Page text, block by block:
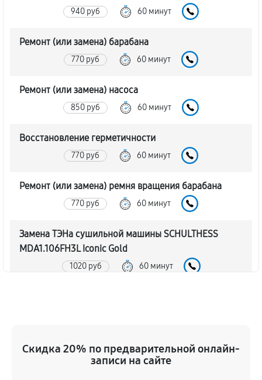
940 руб 60 минут
Ремонт (или замена) барабана
770 руб 60 минут
Ремонт (или замена) насоса
850 руб 60 минут
Восстановление герметичности
770 руб 60 минут
Ремонт (или замена) ремня вращения барабана
770 руб 60 минут
Замена ТЭНа сушильной машины SCHULTHESS
MDA1.106FH3L Iconic Gold
1020 руб 60 минут
Замена устройств управления
680 руб 60 минут
Скидка 20% по предварительной онлайн-
записи на сайте